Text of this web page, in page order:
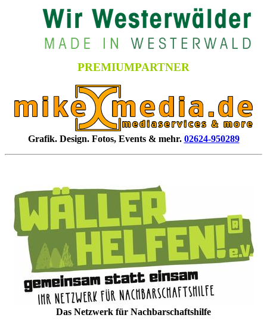
PREMIUMPARTNER
Grafik. Design. Fotos, Events & mehr. 02624-950289
Das Netzwerk für Nachbarschaftshilfe